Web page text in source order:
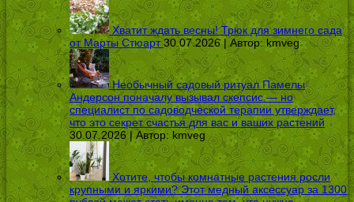
Хватит ждать весны! Трюк для зимнего сада
от Марты Стюарт 30.07.2026 | Автор: kmveg
Необычный садовый ритуал Памелы
Андерсон поначалу вызывал скепсис — но
специалист по садоводческой терапии утверждает,
что это секрет счастья для вас и ваших растений
30.07.2026 | Автор: kmveg
Хотите, чтобы комнатные растения росли
крупными и яркими? Этот медный аксессуар за 1300